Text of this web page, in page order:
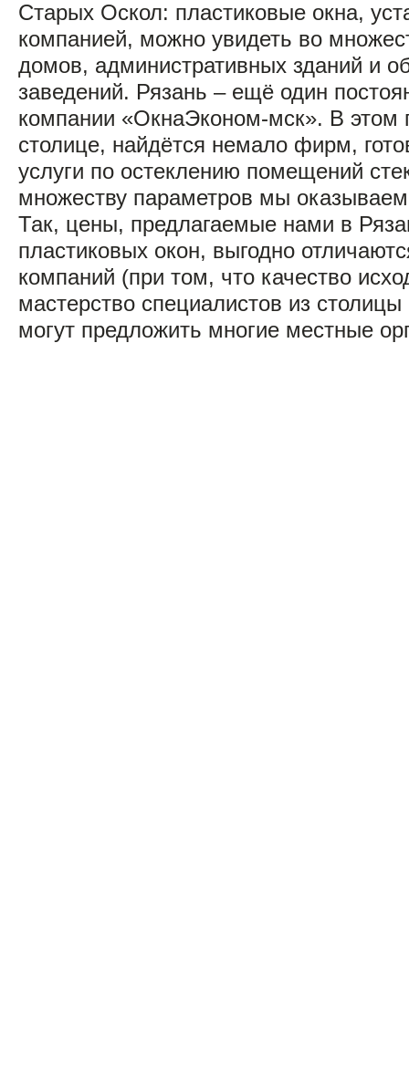
Старых Оскол: пластиковые окна,
компанией, можно увидеть во
домов, административных зданий и
заведений. Рязань – ещё один
компании «ОкнаЭконом-мск». В этом
столице, найдётся немало фирм,
услуги по остеклению помещений
множеству параметров мы
Так, цены, предлагаемые нами в
пластиковых окон, выгодно
компаний (при том, что качество
мастерство специалистов из
могут предложить многие местные